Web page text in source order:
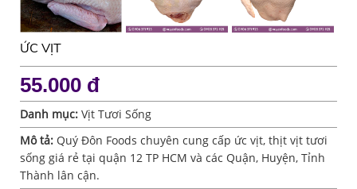
ỨC VỊT
55.000 đ
Danh mục: Vịt Tươi Sống
Mô tả: Quý Đôn Foods chuyên cung cấp ức vịt, thịt vịt tươi
sống giá rẻ tại quận 12 TP HCM và các Quận, Huyện, Tỉnh
Thành lân cận.